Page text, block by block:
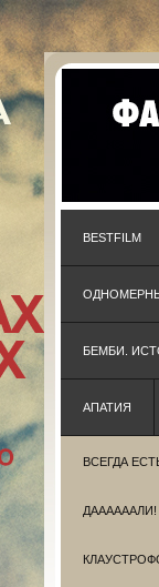
BESTFILM
БЕМБИ.
АПАТИЯ
ВСЕГДА
ДААААААЛИ!